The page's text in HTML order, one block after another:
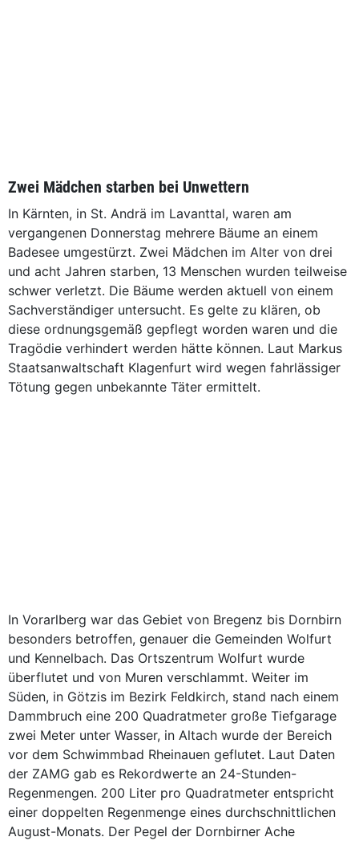
Zwei Mädchen starben bei Unwettern
In Kärnten, in St. Andrä im Lavanttal, waren am
vergangenen Donnerstag mehrere Bäume an einem
Badesee umgestürzt. Zwei Mädchen im Alter von drei
und acht Jahren starben, 13 Menschen wurden teilweise
schwer verletzt. Die Bäume werden aktuell von einem
Sachverständiger untersucht. Es gelte zu klären, ob
diese ordnungsgemäß gepflegt worden waren und die
Tragödie verhindert werden hätte können. Laut Markus
Staatsanwaltschaft Klagenfurt wird wegen fahrlässiger
Tötung gegen unbekannte Täter ermittelt.
In Vorarlberg war das Gebiet von Bregenz bis Dornbirn
besonders betroffen, genauer die Gemeinden Wolfurt
und Kennelbach. Das Ortszentrum Wolfurt wurde
überflutet und von Muren verschlammt. Weiter im
Süden, in Götzis im Bezirk Feldkirch, stand nach einem
Dammbruch eine 200 Quadratmeter große Tiefgarage
zwei Meter unter Wasser, in Altach wurde der Bereich
vor dem Schwimmbad Rheinauen geflutet. Laut Daten
der ZAMG gab es Rekordwerte an 24-Stunden-
Regenmengen. 200 Liter pro Quadratmeter entspricht
einer doppelten Regenmenge eines durchschnittlichen
August-Monats. Der Pegel der Dornbirner Ache